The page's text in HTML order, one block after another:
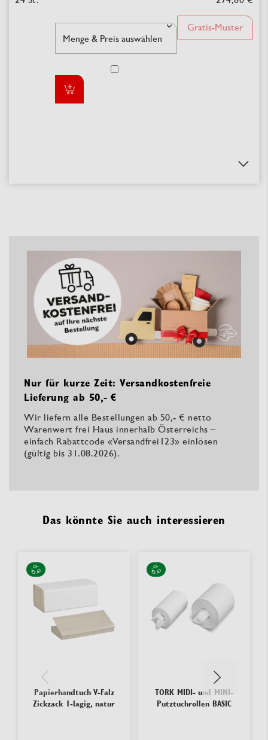
Gratis-Muster
Nur für kurze Zeit: Versandkostenfreie
Lieferung ab 50,- €
Wir liefern alle Bestellungen ab 50,- € netto
Warenwert frei Haus innerhalb Österreichs –
einfach Rabattcode «Versandfrei123» einlösen
(gültig bis 31.08.2026).
Das könnte Sie auch interessieren
Papierhandtuch V-Falz
Zickzack 1-lagig, natur
TORK MIDI- und MINI-
Putztuchrollen BASIC